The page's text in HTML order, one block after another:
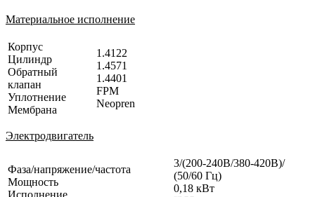
Материальное исполнение
Корпус
Цилиндр
Обратный
клапан
Уплотнение
Мембрана
1.4122
1.4571
1.4401
FPM
Neopren
Электродвигатель
Фаза/напряжение/частота
Мощность
Исполнение
3/(200-240В/380-420В)/
(50/60 Гц)
0,18 кВт